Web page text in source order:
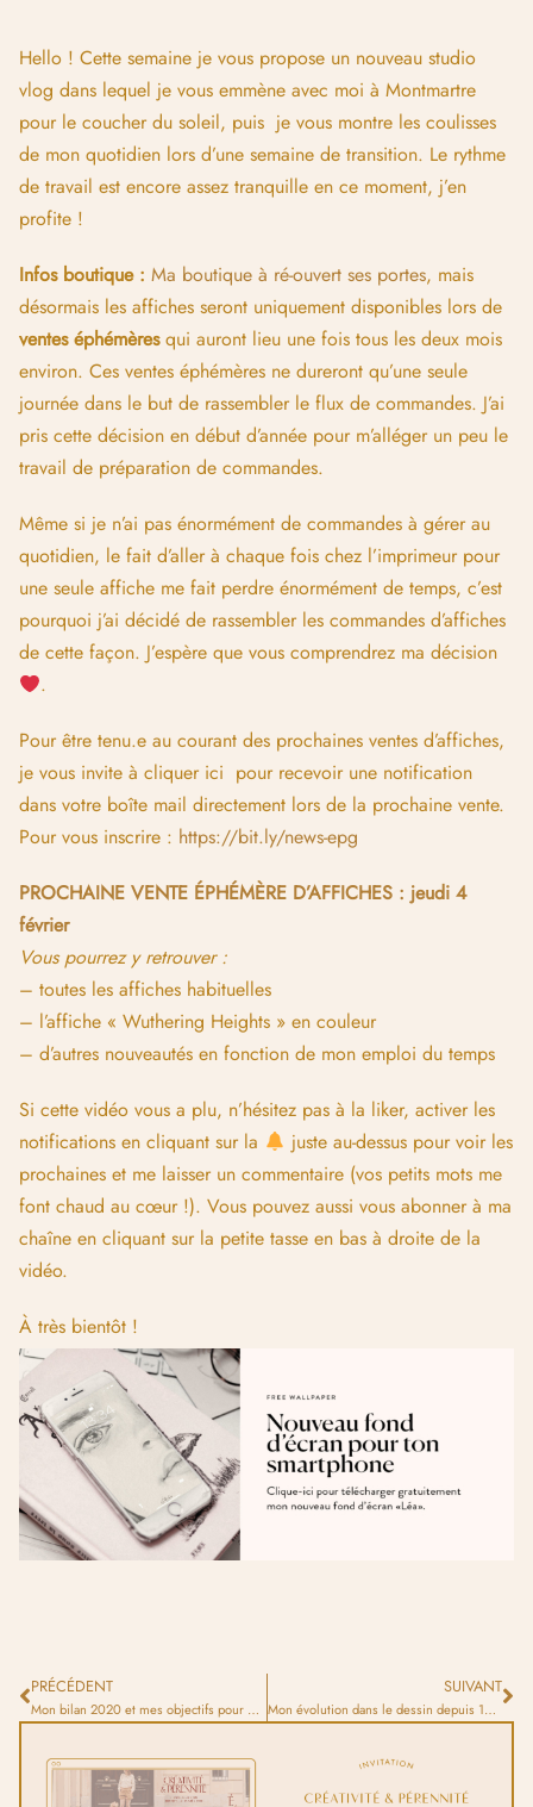
Hello ! Cette semaine je vous propose un nouveau studio
vlog dans lequel je vous emmène avec moi à Montmartre
pour le coucher du soleil, puis je vous montre les coulisses
de mon quotidien lors d’une semaine de transition. Le rythme
de travail est encore assez tranquille en ce moment, j’en
profite !
Infos boutique : Ma boutique à ré-ouvert ses portes, mais
désormais les affiches seront uniquement disponibles lors de
ventes éphémèresqui auront lieu une fois tous les deux mois
environ. Ces ventes éphémères ne dureront qu’une seule
journée dans le but de rassembler le flux de commandes. J’ai
pris cette décision en début d’année pour m’alléger un peu le
travail de préparation de commandes.
Même si je n’ai pas énormément de commandes à gérer au
quotidien, le fait d’aller à chaque fois chez l’imprimeur pour
une seule affiche me fait perdre énormément de temps, c’est
pourquoi j’ai décidé de rassembler les commandes d’affiches
de cette façon. J’espère que vous comprendrez ma décision
.
Pour être tenu.e au courant des prochaines ventes d’affiches,
je vous invite à cliquer ici pour recevoir une notification
dans votre boîte mail directement lors de la prochaine vente.
Pour vous inscrire : https://bit.ly/news-epg
PROCHAINE VENTE ÉPHÉMÈRE D’AFFICHES : jeudi 4
février
Vous pourrez y retrouver :
– toutes les affiches habituelles
– l’affiche « Wuthering Heights » en couleur
– d’autres nouveautés en fonction de mon emploi du temps
Si cette vidéo vous a plu, n’hésitez pas à la liker, activer les
notifications en cliquant sur la
juste au-dessus pour voir les
prochaines et me laisser un commentaire (vos petits mots me
font chaud au cœur !). Vous pouvez aussi vous abonner à ma
chaîne en cliquant sur la petite tasse en bas à droite de la
vidéo.
À très bientôt !
PRÉCÉDENT
Mon bilan 2020 et mes objectifs pour 2021
SUIVANT
Mon évolution dans le dessin depuis 10 ans